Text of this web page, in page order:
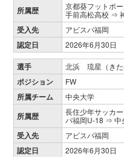
所属歴
京都葵フットボ
手前高松高校 ⇒
受入先 アビスパ福岡
認定日 2026年6月30日
選手 北浜 琉星（き
ポジション FW
所属チーム 中央大学
所属歴
長住少年サッカ
パ福岡U-18 ⇒ 中
受入先 アビスパ福岡
認定日 2026年6月30日